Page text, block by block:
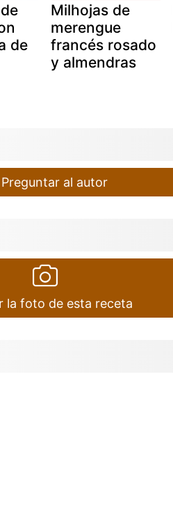
de
Milhojas de
merengue
francés rosado
y almendras
Preguntar al autor
la foto de esta receta